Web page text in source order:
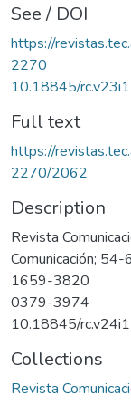
See / DOI
https://
2270
10.18845/
Full text
https://
2270/2062
Description
Revista
Comunicación; 54-
1659-3820
0379-3974
10.18845/
Collections
Revista